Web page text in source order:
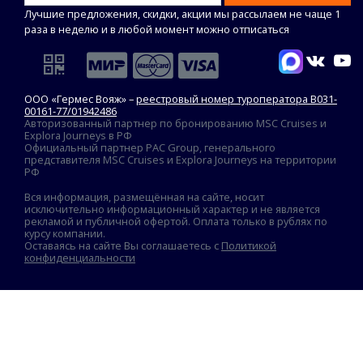
Лучшие предложения, скидки, акции мы рассылаем не чаще 1
раза в неделю и в любой момент можно отписаться
ООО «Гермес Вояж» –реестровый номер туроператора В031-
00161-77/01942486
Авторизованный партнер по бронированию MSC Cruises и
Explora Journeys в РФ
Официальный партнер PAC Group, генерального
представителя MSC Cruises и Explora Journeys на территории
РФ
Вся информация, размещённая на сайте, носит
исключительно информационный характер и не является
рекламой и публичной офертой. Оплата только в рублях по
курсу компании.
Оставаясь на сайте Вы соглашаетесь с Политикой
конфиденциальности